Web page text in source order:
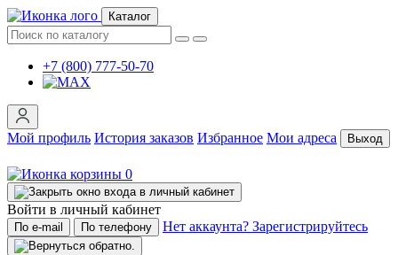
Каталог
+7 (800) 777-50-70
Мой профиль История заказов Избранное Мои адреса Выход
0
Войти в личный кабинет
По e-mail По телефону Нет аккаунта? Зарегистрируйтесь